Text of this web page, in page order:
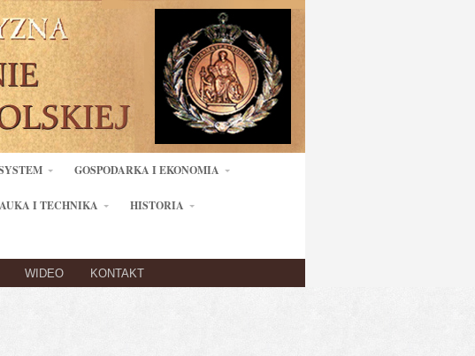
GOSPODARKA I EKONOMIA
I TECHNIKA HISTORIA
WIDEO KONTAKT